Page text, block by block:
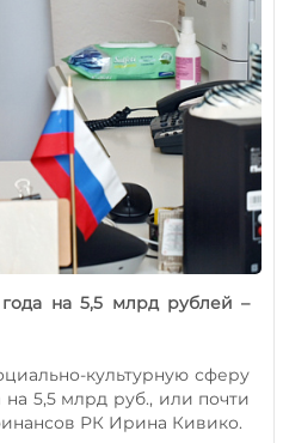
на 5,5 млрд рублей –
культурную сферу
5,5 млрд руб., или почти
РК Ирина Кивико.